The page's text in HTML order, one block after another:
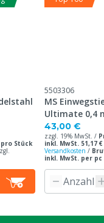
Stück
5503306
MS
Ultimate 0,4
Stück
43,00 €
zzgl. 19% MwSt. /
inkl. MwSt. 51,17 €
Versandkosten /
inkl. MwSt. per pc